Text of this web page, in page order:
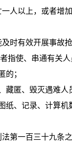
一人以上，或者
及时有效开展事故
指使、串通有关
的；
藏匿、毁灭遇难
纸、记录、计算
第一百三十九条